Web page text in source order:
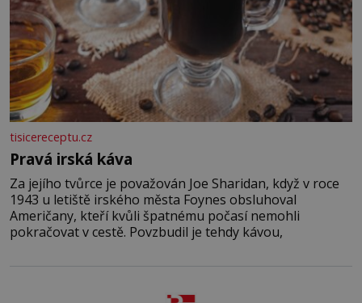
tisicereceptu.cz
Pravá irská káva
Za jejího tvůrce je považován Joe Sharidan, když v roce
1943 u letiště irského města Foynes obsluhoval
Američany, kteří kvůli špatnému počasí nemohli
pokračovat v cestě. Povzbudil je tehdy kávou,